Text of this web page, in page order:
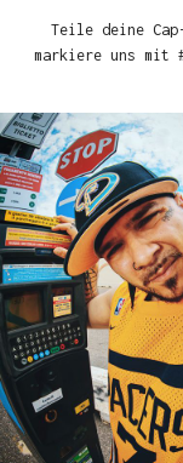
Teile deine
markiere uns mit